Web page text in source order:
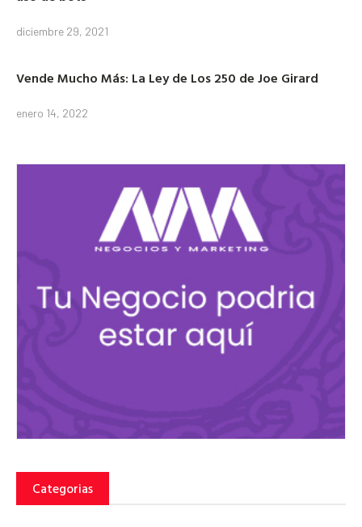
diciembre 29, 2021
Vende Mucho Más: La Ley de Los 250 de Joe Girard
enero 14, 2022
Categorias